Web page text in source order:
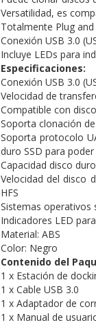
Versatilidad, es
Totalmente Plug
Conexión USB 3.0
Incluye LEDs para
Especificaciones:
Conexión USB 3.0
Velocidad de
Compatible con
Soporta clonación
Soporta protocolo
duro SSD para
Capacidad disco
Velocidad del disco
HFS
Sistemas operativos
Indicadores LED
Material: ABS
Color: Negro
Contenido del
1 x Estación de
1 x Cable USB 3.0
1 x Adaptador de
1 x Manual de